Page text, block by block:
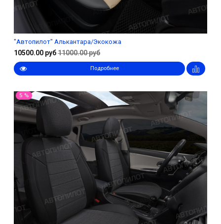
"Автопилот" Алькантара/Экокожа
10500.00 руб11000.00 руб
Подробнее
5 %